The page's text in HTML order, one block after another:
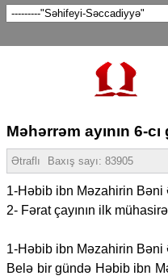
Məhərrəm ayının 6-
Ətraflı Baxış sayı: 83905
1-Həbib ibn Məzahirin
2- Fərat çayının ilk
1-Həbib ibn Məzahirin
Belə bir gündə Həbib ibn